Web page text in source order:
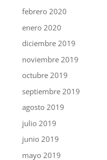
febrero 2020
enero 2020
diciembre 2019
noviembre 2019
octubre 2019
septiembre 2019
agosto 2019
julio 2019
junio 2019
mayo 2019